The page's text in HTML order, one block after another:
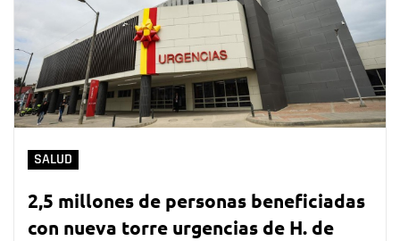
SALUD
2,5 millones de personas beneficiadas
con nueva torre urgencias de H. de